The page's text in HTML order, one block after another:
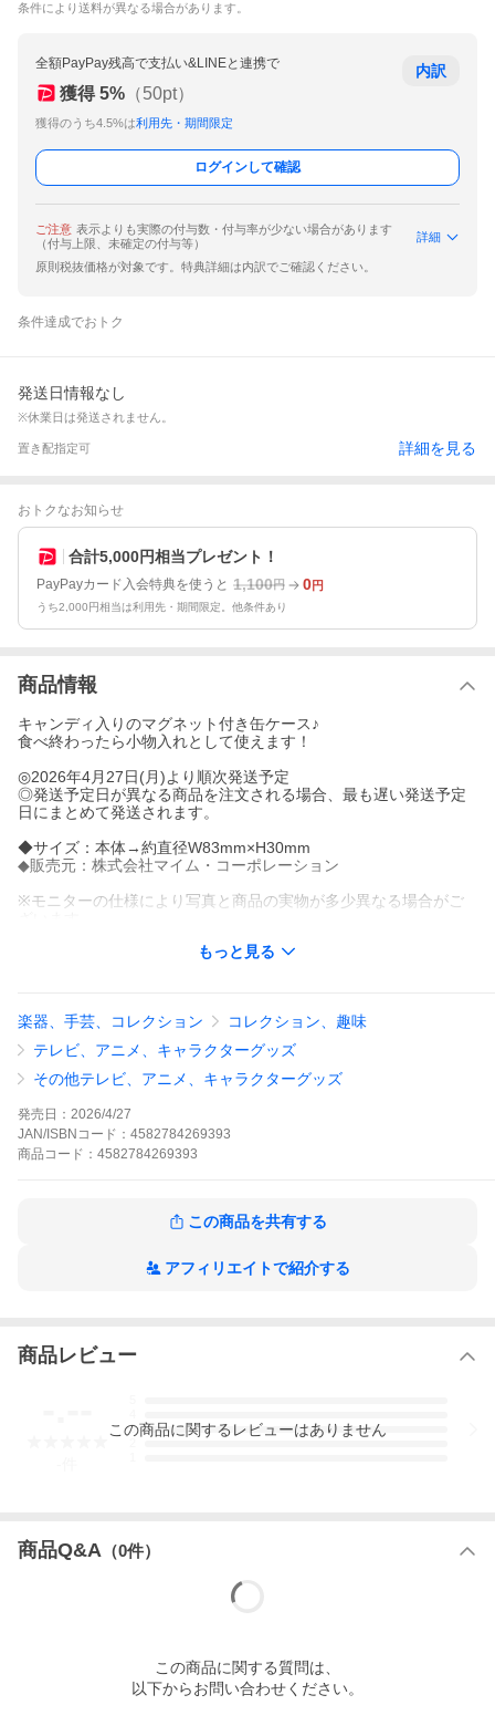
条件により送料が異なる場合があります。
全額PayPay残高で支払い&LINEと連携で
獲得 5% （50pt）
獲得のうち4.5%は利用先・期間限定
内訳
ログインして確認
ご注意 表示よりも実際の付与数・付与率が少ない場合があります
（付与上限、未確定の付与等）
詳細
原則税抜価格が対象です。特典詳細は内訳でご確認ください。
条件達成でおトク
発送日情報なし
※休業日は発送されません。
置き配指定可 詳細を見る
おトクなお知らせ
合計5,000円相当プレゼント！
PayPayカード入会特典を使うと 1,100円 0円
うち2,000円相当は利用先・期間限定。他条件あり
商品情報
キャンディ入りのマグネット付き缶ケース♪
食べ終わったら小物入れとして使えます！
◎2026年4月27日(月)より順次発送予定
◎発送予定日が異なる商品を注文される場合、最も遅い発送予定
日にまとめて発送されます。
◆サイズ：本体→約直径W83mm×H30mm
◆販売元：株式会社マイム・コーポレーション
※モニターの仕様により写真と商品の実物が多少異なる場合がご
もっと見る
楽器、手芸、コレクション
コレクション、趣味
テレビ、アニメ、キャラクターグッズ
その他テレビ、アニメ、キャラクターグッズ
発売日： 2026/4/27
JAN/ISBNコード： 4582784269393
商品 コード： 4582784269393
この商品を共有する
アフィリエイトで紹介する
商品レビュー
3
この商品に関するレビューはありません
商品Q&A （0件）
この商品に関する質問は、
以下からお問い合わせください。